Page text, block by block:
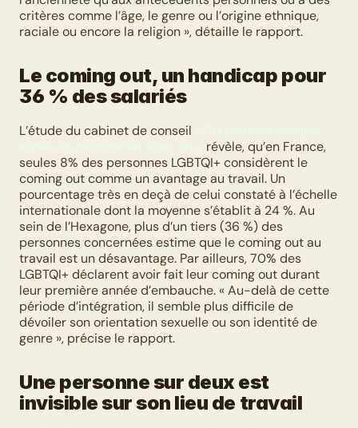
critères comme l’âge, le genre ou l’origine ethnique,
raciale ou encore la religion », détaille le rapport.
Le coming out, un handicap pour
36 % des salariés
L’étude du cabinet de conseil
révèle, qu’en France,
seules 8% des personnes LGBTQI+ considèrent le
coming out comme un avantage au travail. Un
pourcentage très en deçà de celui constaté à l’échelle
internationale dont la moyenne s’établit à 24 %. Au
sein de l’Hexagone, plus d’un tiers (36 %) des
personnes concernées estime que le coming out au
travail est un désavantage. Par ailleurs, 70% des
LGBTQI+ déclarent avoir fait leur coming out durant
leur première année d’embauche. « Au-delà de cette
période d’intégration, il semble plus difficile de
dévoiler son orientation sexuelle ou son identité de
genre », précise le rapport.
Une personne sur deux est
invisible sur son lieu de travail